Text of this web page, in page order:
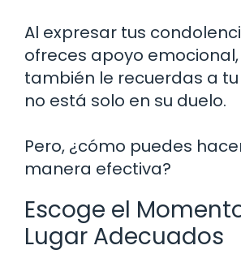
Al expresar tus
ofreces apoyo
también le recuerdas a
no está solo en su duelo.
Pero, ¿cómo puedes
manera efectiva?
Escoge el
Lugar Adecuados